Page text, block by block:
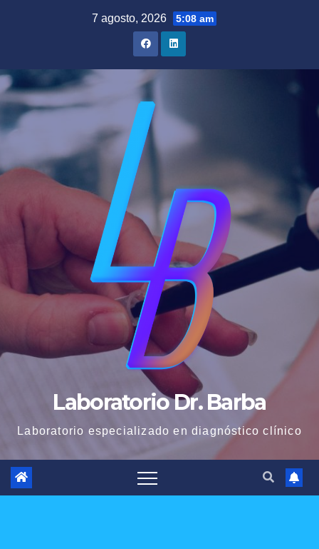
7 agosto, 2026 5:08 am
Laboratorio Dr. Barba
Laboratorio especializado en diagnóstico clínico